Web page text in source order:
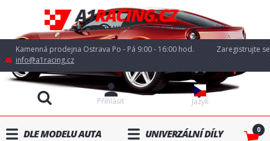
Kamenná prodejna Ostrava Po - Pá 9:00 - 16:00 hod.
info@a1racing.cz
Jazyk
Přihlásit
Zaregistrujte se
DLE MODELU AUTA UNIVERZÁLNÍ DÍLY 0